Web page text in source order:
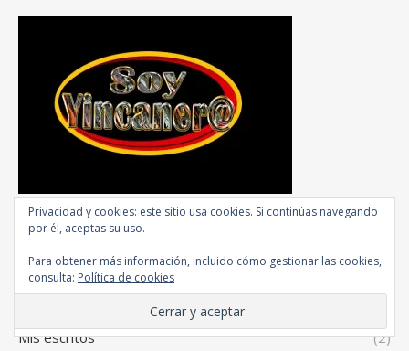
Entrevistas (4)
Mis escritos (2)
Privacidad y cookies: este sitio usa cookies. Si continúas navegando
por él, aceptas su uso.
Para obtener más información, incluido cómo gestionar las cookies,
consulta: Política de cookies